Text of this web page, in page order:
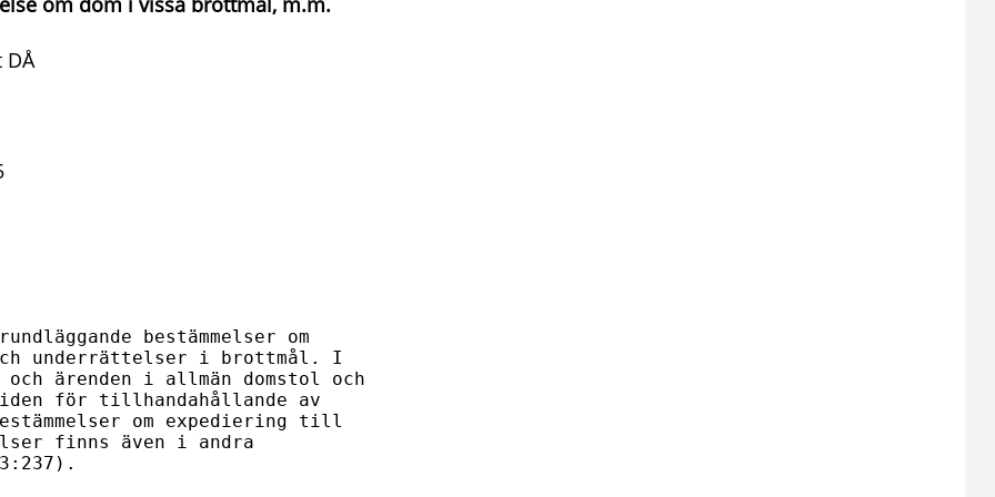
DÅ